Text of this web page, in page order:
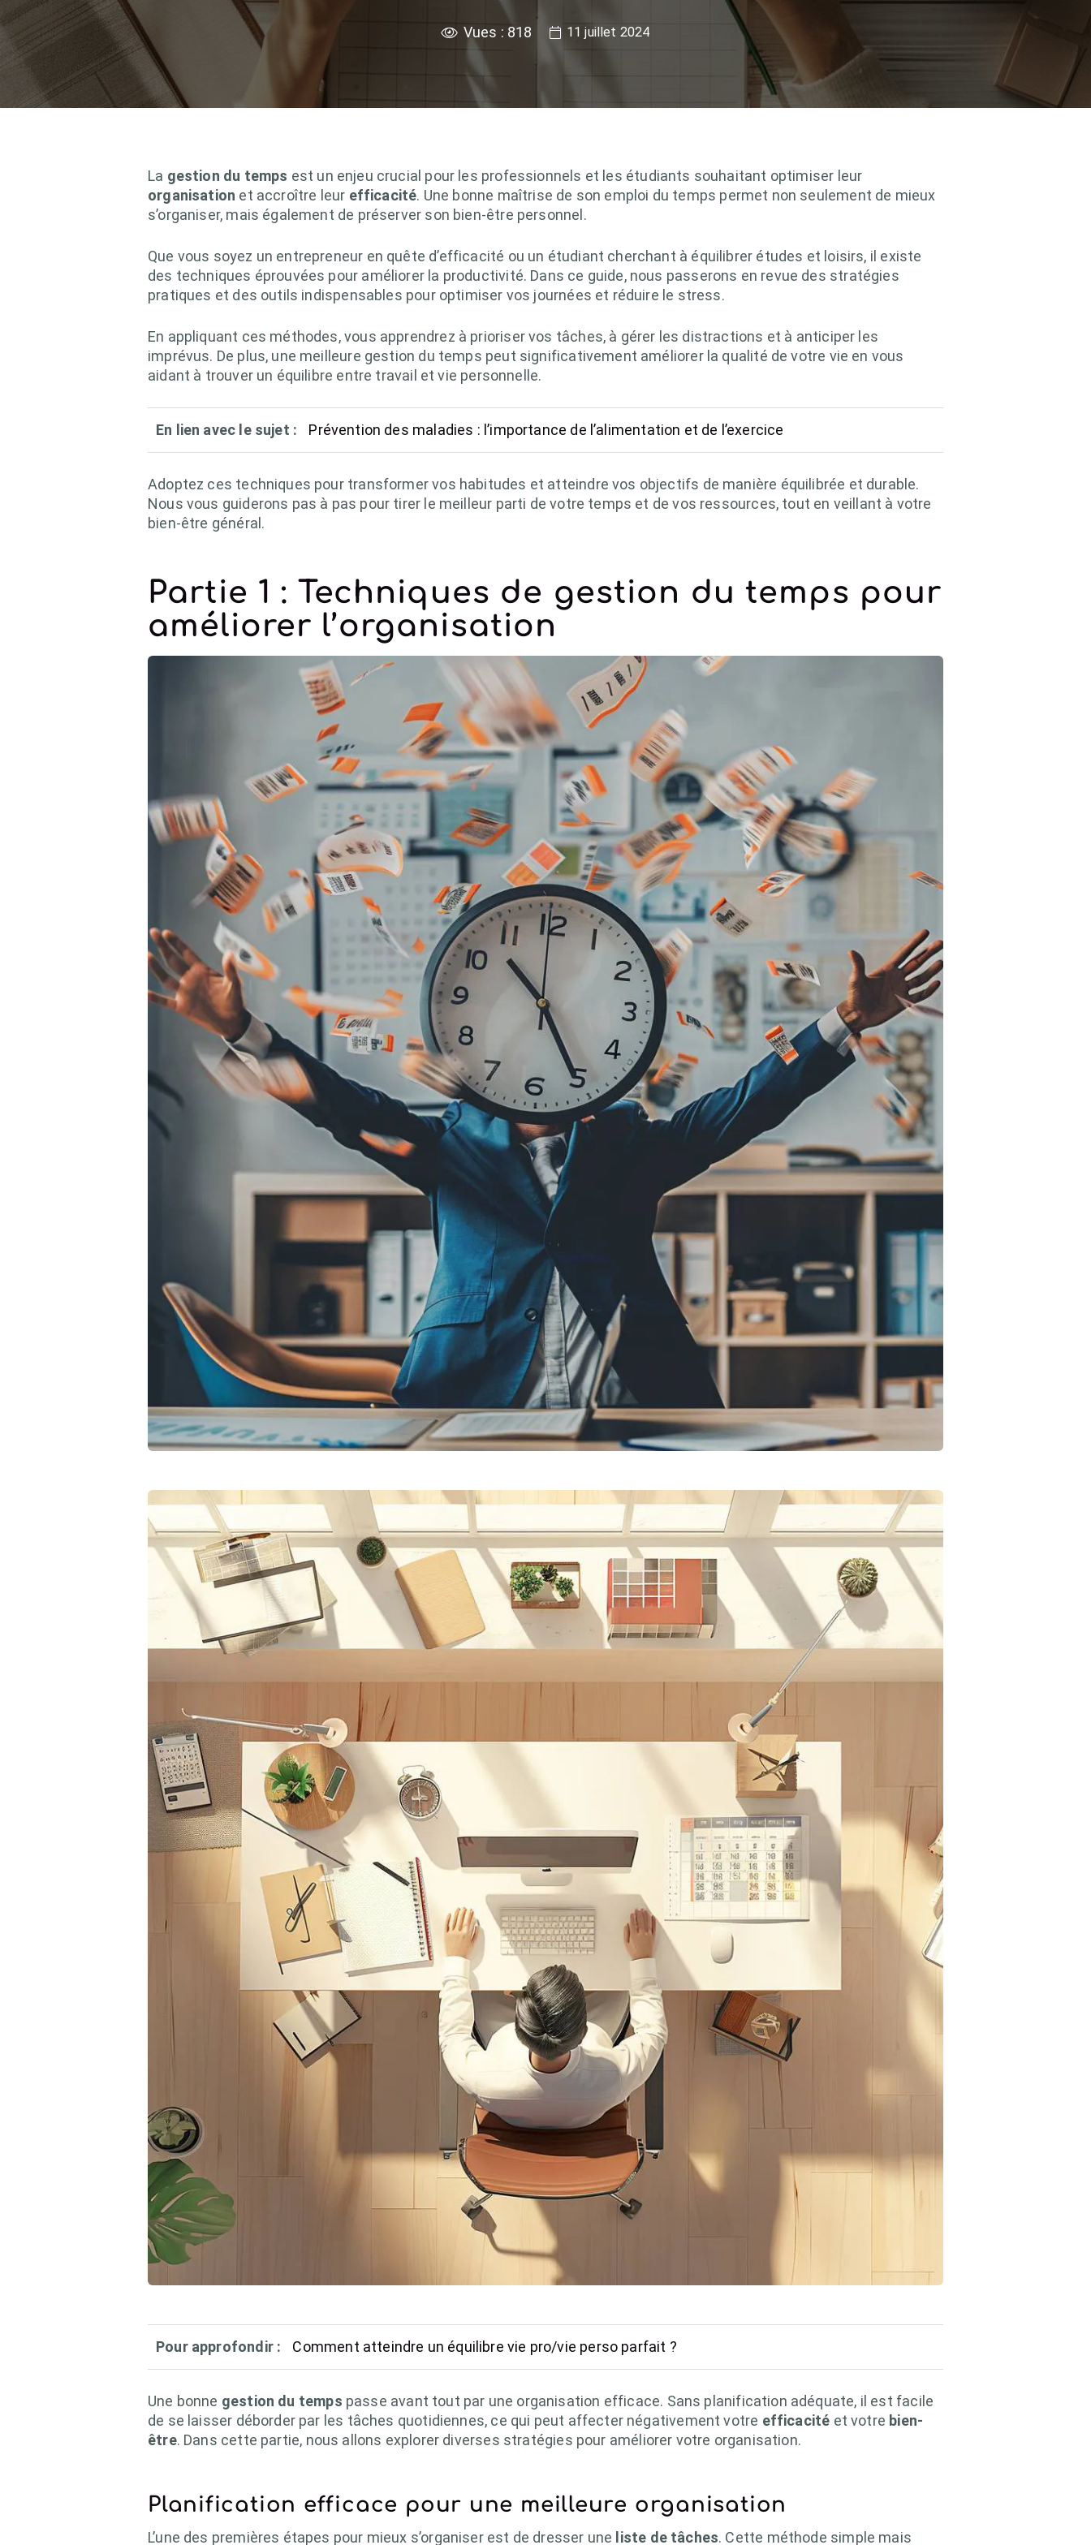
Vues : 818 11 juillet 2024
La gestion du temps est un enjeu crucial pour les professionnels et les étudiants souhaitant optimiser leur
organisation et accroître leur efficacité. Une bonne maîtrise de son emploi du temps permet non seulement de mieux
s’organiser, mais également de préserver son bien-être personnel.
Que vous soyez un entrepreneur en quête d’efficacité ou un étudiant cherchant à équilibrer études et loisirs, il existe
des techniques éprouvées pour améliorer la productivité. Dans ce guide, nous passerons en revue des stratégies
pratiques et des outils indispensables pour optimiser vos journées et réduire le stress.
En appliquant ces méthodes, vous apprendrez à prioriser vos tâches, à gérer les distractions et à anticiper les
imprévus. De plus, une meilleure gestion du temps peut significativement améliorer la qualité de votre vie en vous
aidant à trouver un équilibre entre travail et vie personnelle.
En lien avec le sujet : Prévention des maladies : l’importance de l’alimentation et de l’exercice
Adoptez ces techniques pour transformer vos habitudes et atteindre vos objectifs de manière équilibrée et durable.
Nous vous guiderons pas à pas pour tirer le meilleur parti de votre temps et de vos ressources, tout en veillant à votre
bien-être général.
Partie 1 : Techniques de gestion du temps pour
améliorer l’organisation
Pour approfondir : Comment atteindre un équilibre vie pro/vie perso parfait ?
Une bonne gestion du temps passe avant tout par une organisation efficace. Sans planification adéquate, il est facile
de se laisser déborder par les tâches quotidiennes, ce qui peut affecter négativement votre efficacité et votre bien-
être. Dans cette partie, nous allons explorer diverses stratégies pour améliorer votre organisation.
Planification efficace pour une meilleure organisation
L’une des premières étapes pour mieux s’organiser est de dresser une liste de tâches. Cette méthode simple mais